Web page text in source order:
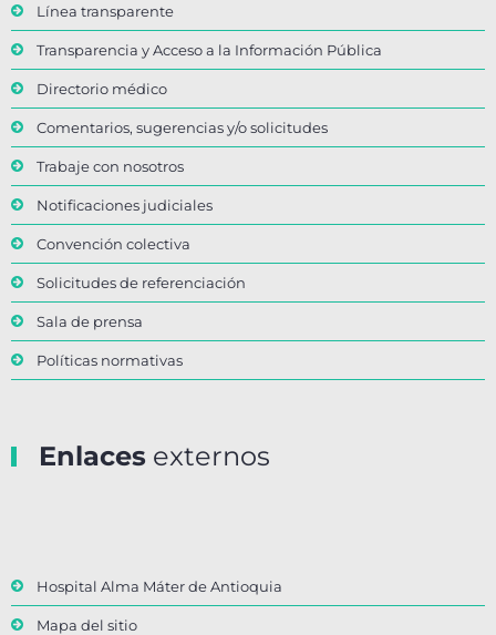
Línea transparente
Transparencia y Acceso a la Información Pública
Directorio médico
Comentarios, sugerencias y/o solicitudes
Trabaje con nosotros
Notificaciones judiciales
Convención colectiva
Solicitudes de referenciación
Sala de prensa
Políticas normativas
Enlaces externos
Hospital Alma Máter de Antioquia
Mapa del sitio